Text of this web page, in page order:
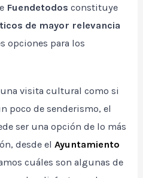
Fuendetodosconstituye
de mayor relevancia
opciones para los
una visita cultural como si
poco de senderismo, el
ser una opción de lo más
desde elAyuntamiento
cuáles son algunas de